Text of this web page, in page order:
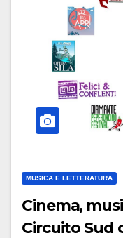
MUSICA E LETTERATURA
Cinema,
Circuito Sud